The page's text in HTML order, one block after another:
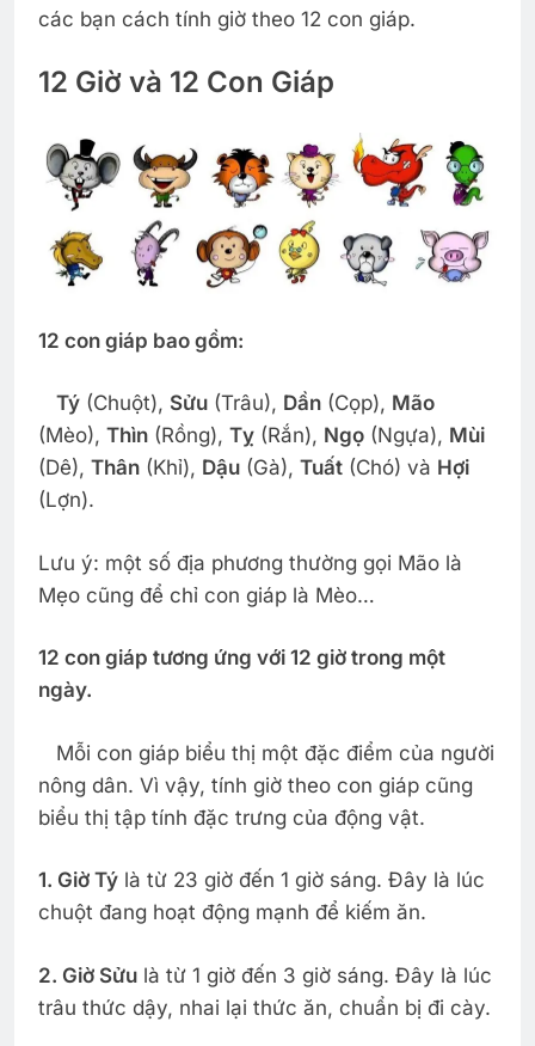
các bạn cách tính giờ theo 12 con giáp.
12 Giờ và 12 Con Giáp
12 con giáp bao gồm:
Tý (Chuột), Sửu (Trâu), Dần (Cọp), Mão
(Mèo), Thìn (Rồng), Tỵ (Rắn), Ngọ (Ngựa), Mùi
(Dê), Thân (Khỉ), Dậu (Gà), Tuất (Chó) và Hợi
(Lợn).
Lưu ý: một số địa phương thường gọi Mão là
Mẹo cũng để chỉ con giáp là Mèo…
12 con giáp tương ứng với 12 giờ trong một
ngày.
Mỗi con giáp biểu thị một đặc điểm của người
nông dân. Vì vậy, tính giờ theo con giáp cũng
biểu thị tập tính đặc trưng của động vật.
1. Giờ Tý là từ 23 giờ đến 1 giờ sáng. Đây là lúc
chuột đang hoạt động mạnh để kiếm ăn.
2. Giờ Sửu là từ 1 giờ đến 3 giờ sáng. Đây là lúc
trâu thức dậy, nhai lại thức ăn, chuẩn bị đi cày.